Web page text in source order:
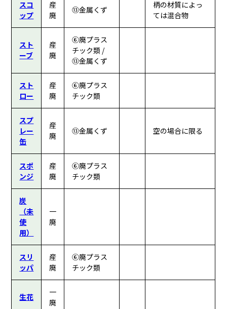
スコ
ップ
産
廃
⑬金属くず
柄の材質によっ
ては混合物
スト
ーブ
産
廃
⑥廃プラス
チック類 /
⑬金属くず
スト
ロー
産
廃
⑥廃プラス
チック類
スプ
レー
缶
産
廃
⑬金属くず 空の場合に限る
スポ
ンジ
産
廃
⑥廃プラス
チック類
炭
（未
使
用）
一
廃
スリ
ッパ
産
廃
⑥廃プラス
チック類
生花
一
廃